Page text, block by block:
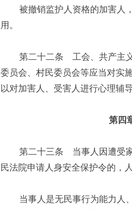
被撤销监护人资格的加害人，
用。
第二十二条 工会、共产主义
委员会、村民委员会等应当对实
以对加害人、受害人进行心理辅
第四
第二十三条 当事人因遭受家
民法院申请人身安全保护令的，
当事人是无民事行为能力人、